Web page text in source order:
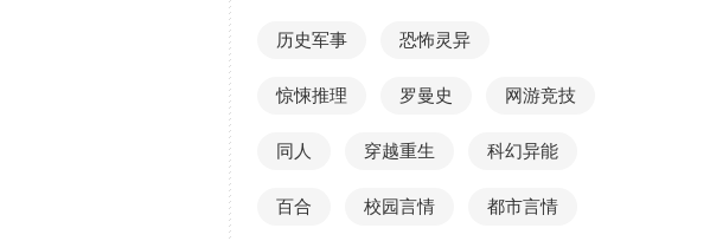
历史军事 恐怖灵异
惊悚推理 罗曼史 网游竞技
同人 穿越重生 科幻异能
百合 校园言情 都市言情